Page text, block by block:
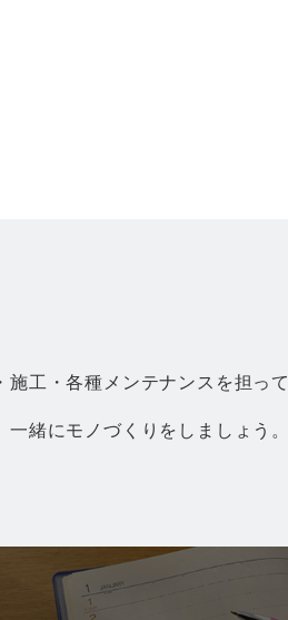
工・各種メンテナンスを担って
緒にモノづくりをしましょう。